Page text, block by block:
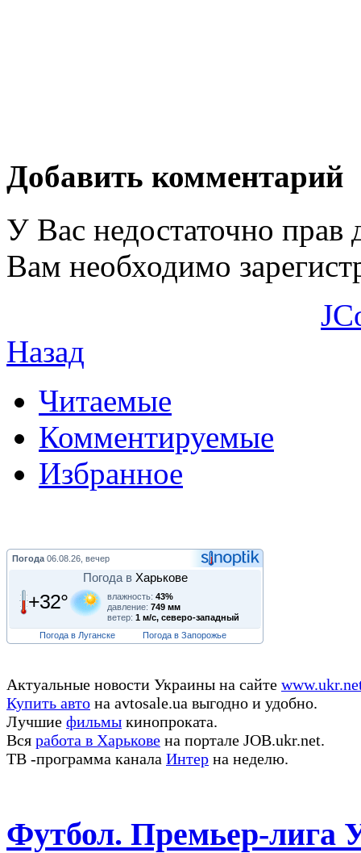
Добавить комментарий
У Вас недостаточно прав
Вам необходимо
Назад
Читаемые
Комментируемые
Избранное
Погода 06.08.26, вечер
Погода в Харькове
+32° влажность: 43%
давление: 749 мм
ветер: 1 м/с, северо-западный
Погода в Луганске
Погода в Запорожье
Актуальные новости Украины на сайте
Купить авто на avtosale.ua выгодно и удобно.
Лучшие фильмы кинопроката.
Вся работа в Харькове на портале JOB.ukr.net.
ТВ -программа канала Интер на неделю.
Футбол. Премьер-лига